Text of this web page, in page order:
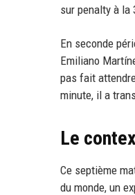
sur penalty à la
En seconde
Emiliano
pas fait
minute, il a
Le
Ce septième
du monde, un